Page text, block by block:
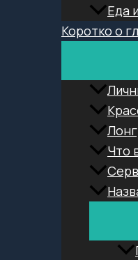
Еда
Коротко о
Что